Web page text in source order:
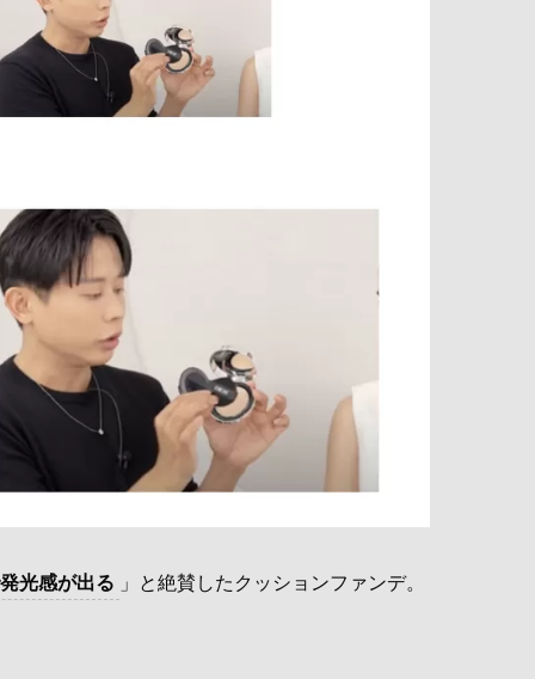
光感が出る 」と絶賛したクッションファンデ。